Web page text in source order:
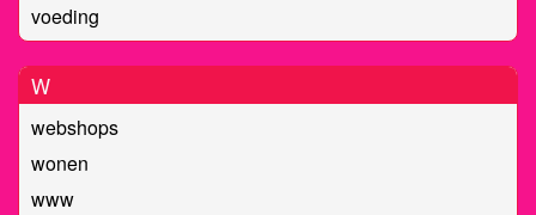
voeding
W
webshops
wonen
www